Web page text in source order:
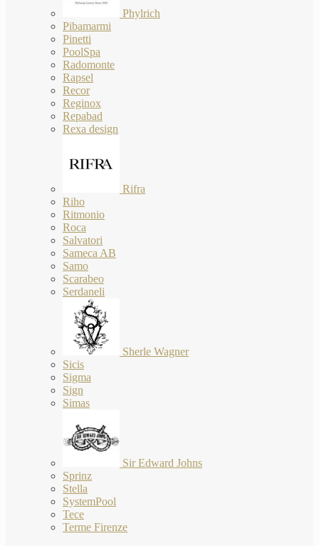
Phylrich
Pibamarmi
Pinetti
PoolSpa
Radomonte
Rapsel
Recor
Reginox
Repabad
Rexa design
Rifra
Riho
Ritmonio
Roca
Salvatori
Sameca AB
Samo
Scarabeo
Serdaneli
Sherle Wagner
Sicis
Sigma
Sign
Simas
Sir Edward Johns
Sprinz
Stella
SystemPool
Tece
Terme Firenze